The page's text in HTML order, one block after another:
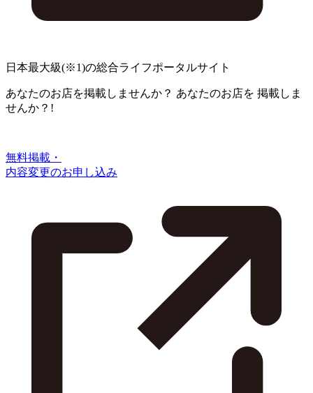
日本最大級(※1)の総合ライフポータルサイト
あなたのお店を掲載しませんか？ あなたのお店を 掲載しま
せんか？!
無料掲載・
内容変更のお申し込み